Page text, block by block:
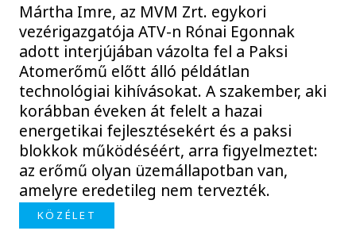
Mártha Imre, az MVM Zrt. egykori
vezérigazgatója ATV-n Rónai Egonnak
adott interjújában vázolta fel a Paksi
Atomerőmű előtt álló példátlan
technológiai kihívásokat. A szakember, aki
korábban éveken át felelt a hazai
energetikai fejlesztésekért és a paksi
blokkok működéséért, arra figyelmeztet:
az erőmű olyan üzemállapotban van,
amelyre eredetileg nem tervezték.
KÖZÉLET